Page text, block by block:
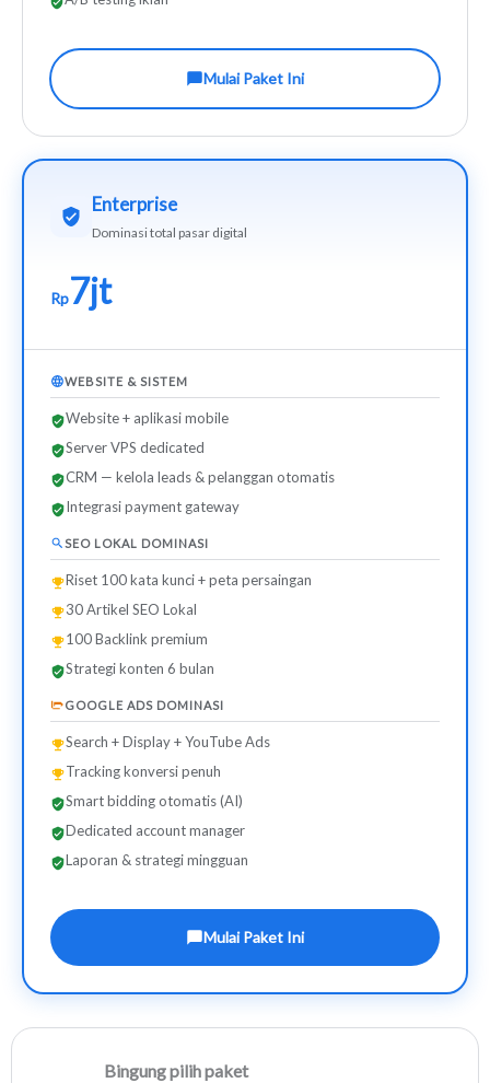
Mulai Paket Ini
Enterprise
Dominasi total pasar digital
Rp7jt
WEBSITE & SISTEM
Website + aplikasi mobile
Server VPS dedicated
CRM — kelola leads & pelanggan otomatis
Integrasi payment gateway
SEO LOKAL DOMINASI
Riset 100 kata kunci + peta persaingan
30 Artikel SEO Lokal
100 Backlink premium
Strategi konten 6 bulan
GOOGLE ADS DOMINASI
Search + Display + YouTube Ads
Tracking konversi penuh
Smart bidding otomatis (AI)
Dedicated account manager
Laporan & strategi mingguan
Mulai Paket Ini
Bingung pilih paket